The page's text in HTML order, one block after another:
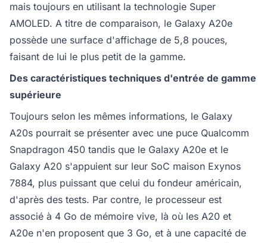
mais toujours en utilisant la technologie Super
AMOLED. A titre de comparaison, le Galaxy A20e
possède une surface d'affichage de 5,8 pouces,
faisant de lui le plus petit de la gamme.
Des caractéristiques techniques d'entrée de gamme
supérieure
Toujours selon les mêmes informations, le Galaxy
A20s pourrait se présenter avec une puce Qualcomm
Snapdragon 450 tandis que le Galaxy A20e et le
Galaxy A20 s'appuient sur leur SoC maison Exynos
7884, plus puissant que celui du fondeur américain,
d'après des tests. Par contre, le processeur est
associé à 4 Go de mémoire vive, là où les A20 et
A20e n'en proposent que 3 Go, et à une capacité de